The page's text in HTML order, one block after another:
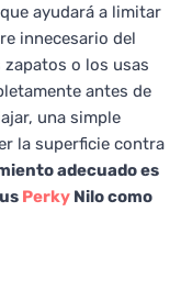
ayudará a limitar
innecesario del
o los usas
antes de
una simple
la superficie contra
adecuado es
Perky Nilo como